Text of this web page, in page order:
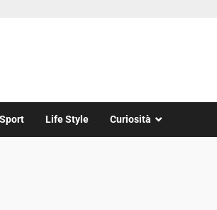
Sport Life Style Curiosità